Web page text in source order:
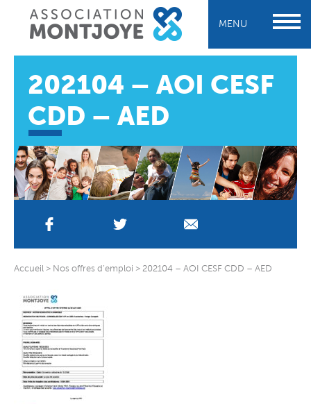
MENU
202104 – AOI CESF
CDD – AED
Accueil > Nos offres d’emploi > 202104 – AOI CESF CDD – AED